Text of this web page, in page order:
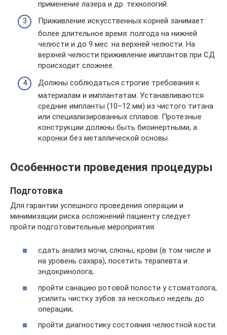
применение лазера и др. технологий.
Приживление искусственных корней занимает
более длительное время: полгода на нижней
челюсти и до 9 мес. на верхней челюсти. На
верхней челюсти приживление имплантов при СД
происходит сложнее.
Должны соблюдаться строгие требования к
материалам и имплантатам. Устанавливаются
средние импланты (10–12 мм) из чистого титана
или специализированных сплавов. Протезные
конструкции должны быть биоинертными, а
коронки без металлической основы.
Особенности проведения процедуры
Подготовка
Для гарантии успешного проведения операции и
минимизации риска осложнений пациенту следует
пройти подготовительные мероприятия:
сдать анализ мочи, слюны, крови (в том числе и
на уровень сахара), посетить терапевта и
эндокринолога;
пройти санацию ротовой полости у стоматолога,
усилить чистку зубов за несколько недель до
операции;
пройти диагностику состояния челюстной кости.